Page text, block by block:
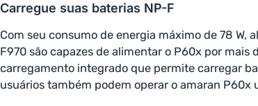
Carregue suas baterias NP-F
Com seu consumo de energia máximo de 78 W,
F970 são capazes de alimentar o P60x por
carregamento integrado que permite carregar
usuários também podem operar o amaran P60x